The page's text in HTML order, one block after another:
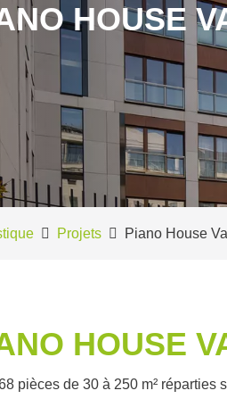
HOUSE
Projets Piano House
HOUSE
pièces de 30 à 250 m² réparties